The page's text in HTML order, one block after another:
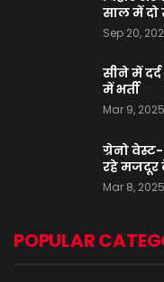
साल में दो
Sep 20,
सीने में
में भर्ती
Mar 9, 2025
ग्रेनो
रहे मजदूर
Mar 8, 2025
POPULAR